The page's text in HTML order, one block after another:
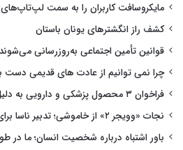
مایکروسافت کاربران را به سمت
کشف راز انگشترهای یونان باستان
قوانین تأمین اجتماعی به‌روزرسانی
چرا نمی توانیم از عادت های قدیمی دست
فراخوان ۳ محصول پزشکی و دارویی به دلیل خطرهای کیفی و ایمنی
نجات «وویجر ۲» از خاموشی؛ تدبیر ناسا برای حفظ کاوشگر ۴۸ ساله
باور اشتباه درباره شخصیت انسان؛ ما در